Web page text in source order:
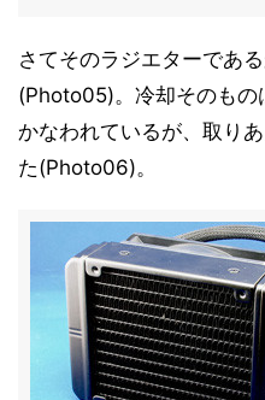
さてそのラジエターであ
(Photo05)。冷却そのもの
かなわれているが、取り
た(Photo06)。